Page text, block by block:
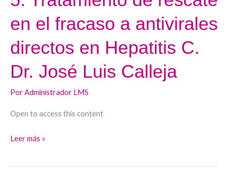
en el fracaso a antivirales
directos en Hepatitis C.
Dr. José Luis Calleja
PorAdministrador LMS
Open to access this content
Tratamiento
de
en
fracaso
a
directos
Leer más »